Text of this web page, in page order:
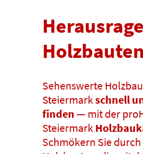
Holzbauten
Sehenswerte
Steiermarkschnell
finden— mit der
Steiermark
Schmökern Sie durch